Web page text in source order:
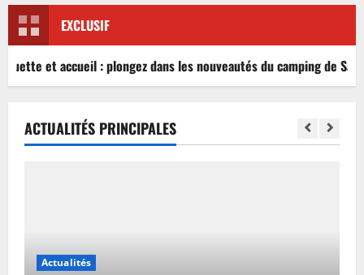
EXCLUSIF
et accueil : plongez dans les nouveautés du camping de
ACTUALITÉS PRINCIPALES
Actualités